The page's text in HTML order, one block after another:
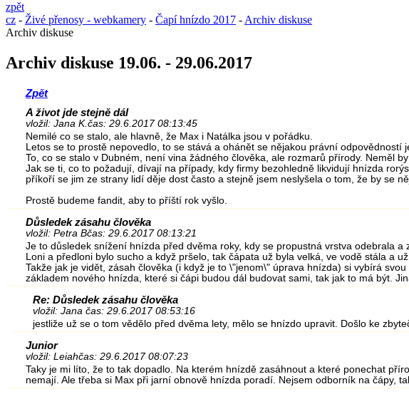
zpět
cz - Živé přenosy - webkamery - Čapí hnízdo 2017 - Archiv diskuse
Archiv diskuse
Archiv diskuse 19.06. - 29.06.2017
Zpět
A život jde stejně dál
vložil: Jana K. čas: 29.6.2017 08:13:45
Nemilé co se stalo, ale hlavně, že Max i Natálka jsou v pořádku.
Letos se to prostě nepovedlo, to se stává a ohánět se nějakou právní odpovědností
To, co se stalo v Dubném, není vina žádného člověka, ale rozmarů přírody. Neměl
Jak se ti, co to požadují, dívají na případy, kdy firmy bezohledně likvidují hnízda
příkoří se jim ze strany lidí děje dost často a stejně jsem neslyšela o tom, že by se
Prostě budeme fandit, aby to příští rok vyšlo.
Důsledek zásahu člověka
vložil: Petra Bčas: 29.6.2017 08:13:21
Je to důsledek snížení hnízda před dvěma roky, kdy se propustná vrstva odebrala
Loni a předloni bylo sucho a když pršelo, tak čápata už byla velká, ve vodě stála a
Takže jak je vidět, zásah člověka (i když je to \"jenom\" úprava hnízda) si vybírá
základem nového hnízda, které si čápi budou dál budovat sami, tak jak to má být.
Re: Důsledek zásahu člověka
vložil: Jana čas: 29.6.2017 08:53:16
jestliže už se o tom vědělo před dvěma lety, mělo se hnízdo upravit. Došlo ke
Junior
vložil: Leiahčas: 29.6.2017 08:07:23
Taky je mi líto, že to tak dopadlo. Na kterém hnízdě zasáhnout a které ponechat
nemají. Ale třeba si Max při jarní obnově hnízda poradí. Nejsem odborník na čápy,